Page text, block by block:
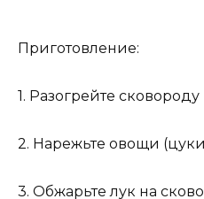
Приготовление:
1. Разогрейте
2. Нарежьте овощи
3. Обжарьте лук на